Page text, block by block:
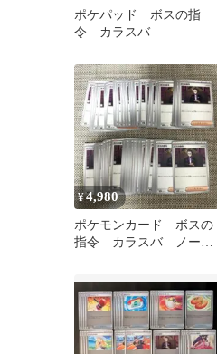
ポケパッド ボスの指
令 カラスバ
¥4,980
ポケモンカード ボスの
指令 カラスバ ノーマ